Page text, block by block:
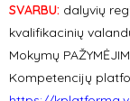
SVARBU: dalyvių
kvalifikacinių
Mokymų
Kompetencijų